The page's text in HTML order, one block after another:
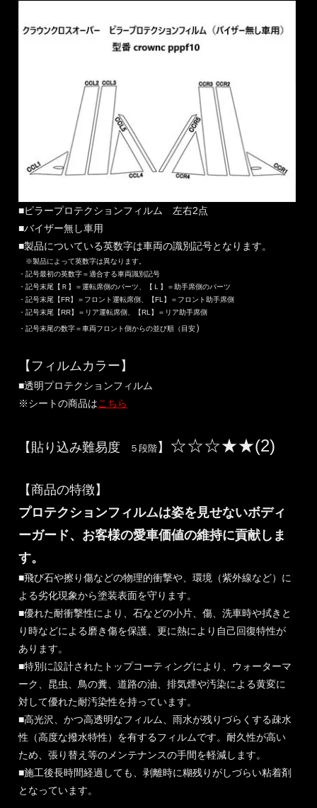
■ピラープロテクションフィルム 左右2点
■バイザー無し車用
■製品についている英数字は車両の識別記号となります。
※製品によって英数字は異なります。
・記号最初の英数字＝適合する車両識別記号
・記号末尾【Ｒ】＝運転席側のパーツ、【Ｌ】＝助手席側のパーツ
・記号末尾【FR】＝フロント運転席側、【FL】＝フロント助手席側
・記号末尾【RR】＝リア運転席側、【RL】＝リア助手席側
・記号末尾の数字＝車両フロント側からの並び順（目安）
【フィルムカラー】
■透明プロテクションフィルム
※シートの商品はこちら
【貼り込み難易度 ５段階 】 ☆☆☆★★(2)
【商品の特徴】
プロテクションフィルムは姿を見せないボディ
ーガード、お客様の愛車価値の維持に貢献しま
す。
■飛び石や擦り傷などの物理的衝撃や、環境（紫外線など）に
よる劣化現象から塗装表面を守ります。
■優れた耐衝撃性により、石などの小片、傷、洗車時や拭きと
り時などによる磨き傷を保護、更に熱により自己回復特性が
あります。
■特別に設計されたトップコーティングにより、ウォーターマ
ーク、昆虫、鳥の糞、道路の油、排気煙や汚染による黄変に
対して優れた耐汚染性を持っています。
■高光沢、かつ高透明なフィルム、雨水が残りづらくする疎水
性（高度な撥水特性）を有するフィルムです。耐久性が高い
ため、張り替え等のメンテナンスの手間を軽減します。
■施工後長時間経過しても、剥離時に糊残りがしづらい粘着剤
となっています。